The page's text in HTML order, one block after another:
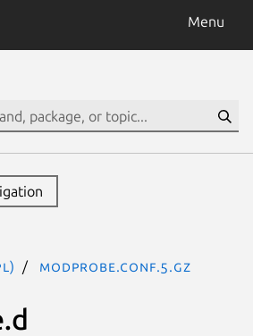
Menu
modprobe.conf.5.gz